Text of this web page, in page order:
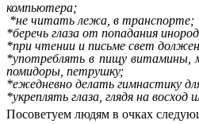
компьютера;
*не читать лежа, в транспорте;
*беречь глаза от попадания
*при чтении и письме свет
*употреблять в пищу витамины,
помидоры, петрушку;
*ежедневно делать гимнастику
*укреплять глаза, глядя на восход
Посоветуем людям в очках